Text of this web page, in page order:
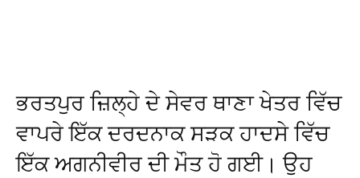
ਭਰਤਪੁਰ ਜ਼ਿਲ੍ਹੇ ਦੇ ਸੇਵਰ ਥਾਣਾ ਖੇਤਰ ਵਿੱਚ
ਵਾਪਰੇ ਇੱਕ ਦਰਦਨਾਕ ਸੜਕ ਹਾਦਸੇ ਵਿੱਚ
ਇੱਕ ਅਗਨੀਵੀਰ ਦੀ ਮੌਤ ਹੋ ਗਈ। ਉਹ